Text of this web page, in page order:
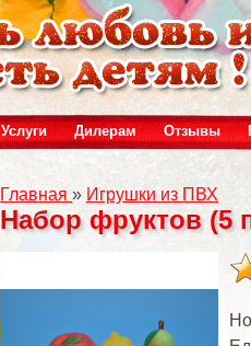
Услуги Дилерам Отзывы
Главная » Игрушки из ПВХ
Набор фруктов (5